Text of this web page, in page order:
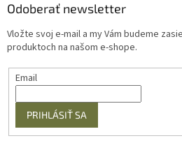
Odoberať newsletter
Vložte svoj e-mail a my Vám budeme
produktoch na našom e-shope.
Email
PRIHLÁSIŤ SA